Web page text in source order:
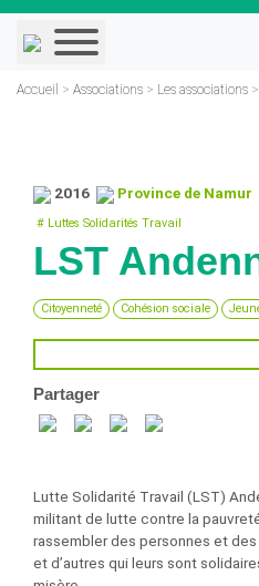
Skip
content
Accueil > Associations > Les associations >
2016 Province de Namur
# Luttes Solidarités Travail
LST
Citoyenneté Cohésion sociale
Partager
Lutte Solidarité Travail (LST)
militant de lutte contre la
rassembler des personnes et
et d’autres qui leurs sont